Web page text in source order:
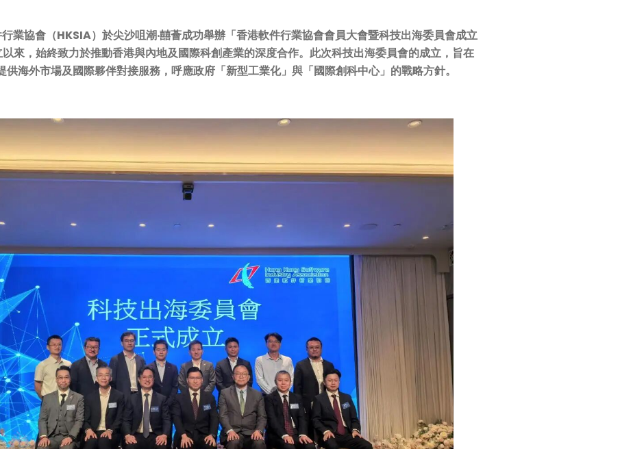
業協會（HKSIA）於尖沙咀潮‧囍薈成功舉辦 「香港軟件行業協會會員大會暨科技出海委員會成立
來，始終致力於推動香港與內地及國際科創產業的深度合作。此次科技出海委員會的成立，旨在
供海外市場及國際夥伴對接服務，呼應政府 「新型工業化」與「國際創科中心」 的戰略方針。